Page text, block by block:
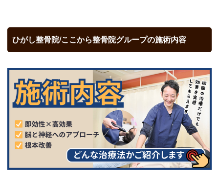
ひがし整骨院/ここから整骨院グループの施術内容